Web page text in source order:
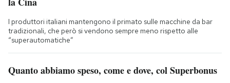
I produttori italiani mantengono il primato sulle macchine da bar
tradizionali, che però si vendono sempre meno rispetto alle
“superautomatiche”
Quanto abbiamo speso, come e dove, col Superbonus